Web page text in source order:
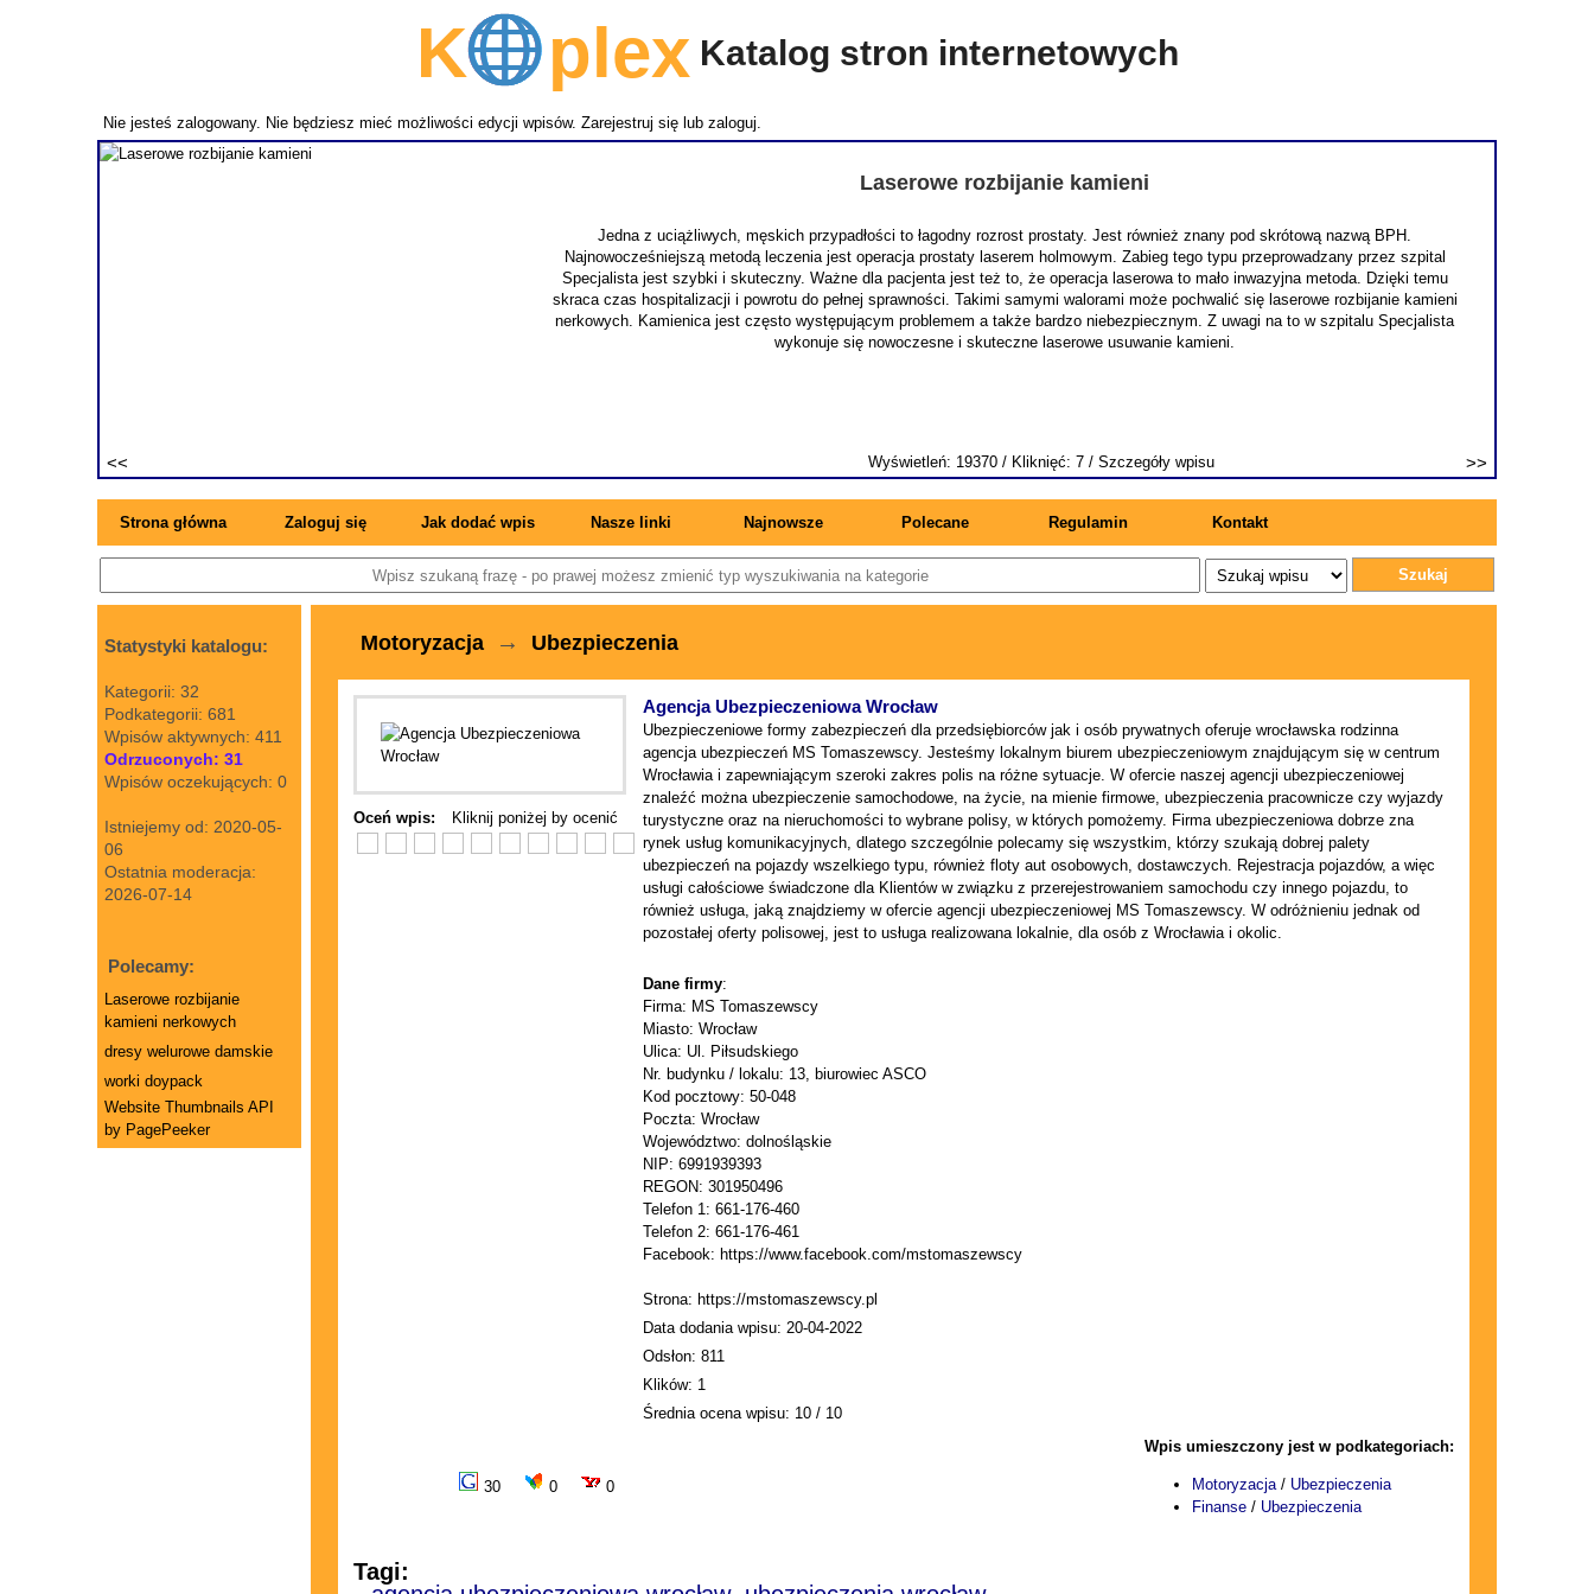
Kplex Katalog stron internetowych
Nie jesteś zalogowany. Nie będziesz mieć możliwości edycji wpisów. Zarejestruj się lub zaloguj.
Laserowe rozbijanie kamieni
Jedna z uciążliwych, męskich przypadłości to łagodny rozrost prostaty. Jest również znany pod skrótową nazwą BPH.
Najnowocześniejszą metodą leczenia jest operacja prostaty laserem holmowym. Zabieg tego typu przeprowadzany przez szpital
Specjalista jest szybki i skuteczny. Ważne dla pacjenta jest też to, że operacja laserowa to mało inwazyjna metoda. Dzięki temu
skraca czas hospitalizacji i powrotu do pełnej sprawności. Takimi samymi walorami może pochwalić się laserowe rozbijanie kamieni
nerkowych. Kamienica jest często występującym problemem a także bardzo niebezpiecznym. Z uwagi na to w szpitalu Specjalista
wykonuje się nowoczesne i skuteczne laserowe usuwanie kamieni.
Wyświetleń: 19370 / Kliknięć: 7 / Szczegóły wpisu
Strona główna Zaloguj się Jak dodać wpis Nasze linki Najnowsze Polecane Regulamin Kontakt
Szukaj
Statystyki katalogu:
Kategorii: 32
Podkategorii: 681
Wpisów aktywnych: 411
Odrzuconych: 31
Wpisów oczekujących: 0
Istniejemy od: 2020-05-
06
Ostatnia moderacja:
2026-07-14
Polecamy:
Laserowe rozbijanie
kamieni nerkowych
dresy welurowe damskie
worki doypack
Website Thumbnails API
by PagePeeker
Motoryzacja → Ubezpieczenia
Oceń wpis: Kliknij poniżej by ocenić
Agencja Ubezpieczeniowa Wrocław
Ubezpieczeniowe formy zabezpieczeń dla przedsiębiorców jak i osób prywatnych oferuje wrocławska rodzinna
agencja ubezpieczeń MS Tomaszewscy. Jesteśmy lokalnym biurem ubezpieczeniowym znajdującym się w centrum
Wrocławia i zapewniającym szeroki zakres polis na różne sytuacje. W ofercie naszej agencji ubezpieczeniowej
znaleźć można ubezpieczenie samochodowe, na życie, na mienie firmowe, ubezpieczenia pracownicze czy wyjazdy
turystyczne oraz na nieruchomości to wybrane polisy, w których pomożemy. Firma ubezpieczeniowa dobrze zna
rynek usług komunikacyjnych, dlatego szczególnie polecamy się wszystkim, którzy szukają dobrej palety
ubezpieczeń na pojazdy wszelkiego typu, również floty aut osobowych, dostawczych. Rejestracja pojazdów, a więc
usługi całościowe świadczone dla Klientów w związku z przerejestrowaniem samochodu czy innego pojazdu, to
również usługa, jaką znajdziemy w ofercie agencji ubezpieczeniowej MS Tomaszewscy. W odróżnieniu jednak od
pozostałej oferty polisowej, jest to usługa realizowana lokalnie, dla osób z Wrocławia i okolic.
Dane firmy:
Firma: MS Tomaszewscy
Miasto: Wrocław
Ulica: Ul. Piłsudskiego
Nr. budynku / lokalu: 13, biurowiec ASCO
Kod pocztowy: 50-048
Poczta: Wrocław
Województwo: dolnośląskie
NIP: 6991939393
REGON: 301950496
Telefon 1: 661-176-460
Telefon 2: 661-176-461
Facebook: https://www.facebook.com/mstomaszewscy
Strona: https://mstomaszewscy.pl
Data dodania wpisu: 20-04-2022
Odsłon: 811
Klików: 1
Średnia ocena wpisu: 10 / 10
30 0 0
Wpis umieszczony jest w podkategoriach:
Motoryzacja/ Ubezpieczenia
Finanse / Ubezpieczenia
Tagi: